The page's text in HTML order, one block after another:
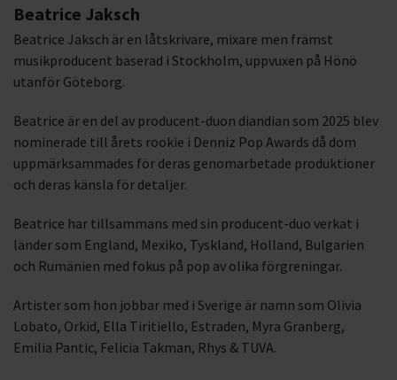
Beatrice Jaksch
Beatrice Jaksch är en låtskrivare, mixare men främst
musikproducent baserad i Stockholm, uppvuxen på Hönö
utanför Göteborg.
Beatrice är en del av producent-duon diandian som 2025 blev
nominerade till årets rookie i Denniz Pop Awards då dom
uppmärksammades för deras genomarbetade produktioner
och deras känsla för detaljer.
Beatrice har tillsammans med sin producent-duo verkat i
länder som England, Mexiko, Tyskland, Holland, Bulgarien
och Rumänien med fokus på pop av olika förgreningar.
Artister som hon jobbar med i Sverige är namn som Olivia
Lobato, Orkid, Ella Tiritiello, Estraden, Myra Granberg,
Emilia Pantic, Felicia Takman, Rhys & TUVA.